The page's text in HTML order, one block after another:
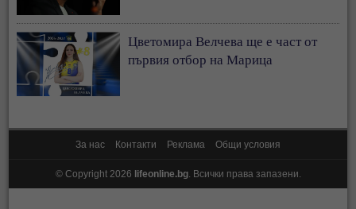
Цветомира Велчева ще е част от
първия отбор на Марица
За нас Контакти Реклама Общи условия
© Copyright 2026 lifeonline.bg. Всички права запазени.